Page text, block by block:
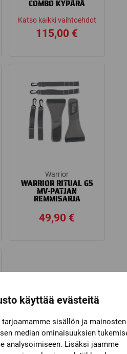
käyttää evästeitä
tarjoamamme sisällön ja mainosten
median ominaisuuksien
analysoimiseen. Lisäksi jaamme
COMBO KYPÄRÄ
Katso kaikki vaihtoehdot
115,00 €
Warrior
WARRIOR RITUAL G5
MV-PATJAN
REMMISARJA
49,90 €